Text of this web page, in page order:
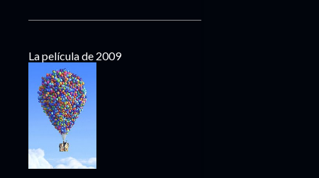
La película de 2009